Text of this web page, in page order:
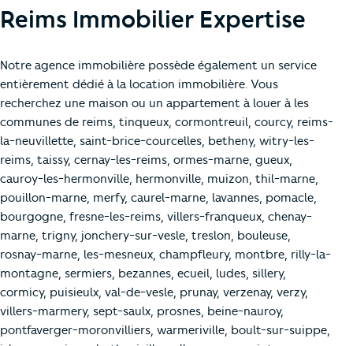
Reims Immobilier Expertise
Notre agence immobilière possède également un service
entièrement dédié à la location immobilière. Vous
recherchez une maison ou un appartement à louer à les
communes de reims, tinqueux, cormontreuil, courcy, reims-
la-neuvillette, saint-brice-courcelles, betheny, witry-les-
reims, taissy, cernay-les-reims, ormes-marne, gueux,
cauroy-les-hermonville, hermonville, muizon, thil-marne,
pouillon-marne, merfy, caurel-marne, lavannes, pomacle,
bourgogne, fresne-les-reims, villers-franqueux, chenay-
marne, trigny, jonchery-sur-vesle, treslon, bouleuse,
rosnay-marne, les-mesneux, champfleury, montbre, rilly-la-
montagne, sermiers, bezannes, ecueil, ludes, sillery,
cormicy, puisieulx, val-de-vesle, prunay, verzenay, verzy,
villers-marmery, sept-saulx, prosnes, beine-nauroy,
pontfaverger-moronvilliers, warmeriville, boult-sur-suippe,